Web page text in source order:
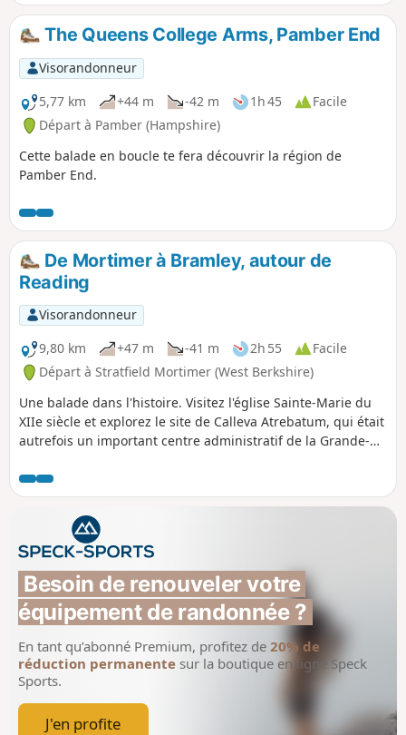
The Queens College Arms, Pamber End
Visorandonneur
5,77 km
+44 m -42 m 1h 45
Facile
Départ à Pamber (Hampshire)
Cette balade en boucle te fera découvrir la région de
Pamber End.
De Mortimer à Bramley, autour de
Reading
Visorandonneur
9,80 km
+47 m -41 m 2h 55
Facile
Départ à Stratfield Mortimer (West Berkshire)
Une balade dans l'histoire. Visitez l'église Sainte-Marie du
XIIe siècle et explorez le site de Calleva Atrebatum, qui était
autrefois un important centre administratif de la Grande-
Besoin de renouveler votre
équipement de randonnée ?
En tant qu’abonné Premium, profitez de 20% de
réduction permanente sur la boutique en ligne Speck
Sports.
J'en profite